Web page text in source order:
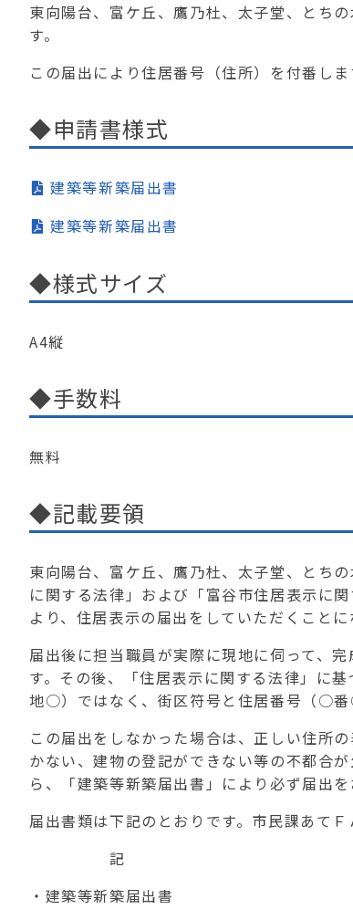
東向陽台、富ケ丘、鷹乃杜、太子堂、とち
す。
この届出により住居番号（住所）を付番しま
◆申請書様式
建築等新築届出書
建築等新築届出書
◆様式サイズ
A4縦
◆手数料
無料
◆記載要領
東向陽台、富ケ丘、鷹乃杜、太子堂、とち
に関する法律」および「富谷市住居表示に
より、住居表示の届出をしていただくことに
届出後に担当職員が実際に現地に伺って、
す。その後、「住居表示に関する法律」に
地○）ではなく、街区符号と住居番号（○番
この届出をしなかった場合は、正しい住所
かない、建物の登記ができない等の不都合
ら、「建築等新築届出書」により必ず届出を
届出書類は下記のとおりです。市民課あて
記
・建築等新築届出書